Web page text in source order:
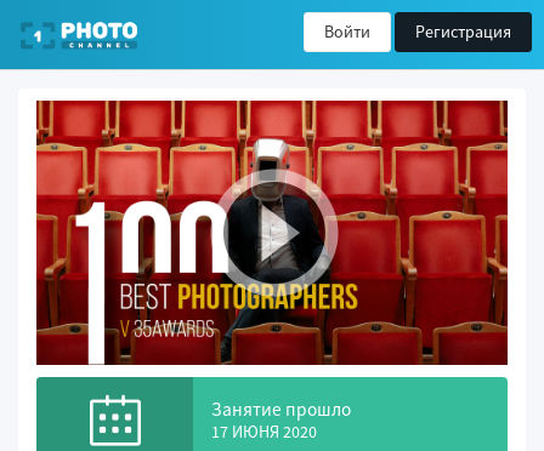
Войти Регистрация
Занятие прошло
17 ИЮНЯ 2020